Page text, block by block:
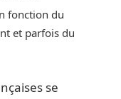
fonction du
et parfois du
se